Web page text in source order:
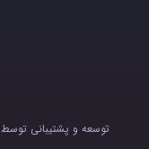
توسعه و پشتیبانی توسط